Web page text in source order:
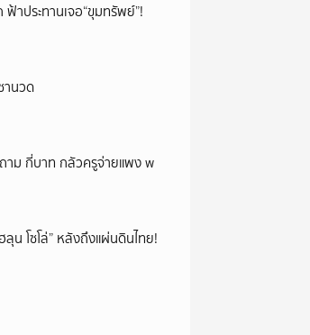
าประทานเจอ“ขุมทรัพย์”!
านวด
าม กี่บาท กลัวครูจ่ายแพง w
น โซโล่” หลังถึงแผ่นดินไทย!